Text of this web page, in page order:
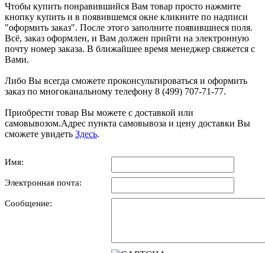
Чтобы купить понравившийся Вам товар просто нажмите
кнопку купить и в появившемся окне кликните по надписи
"оформить заказ". После этого заполните появившиеся поля.
Всё, заказ оформлен, и Вам должен прийти на электронную
почту номер заказа. В ближайшее время менеджер свяжется с
Вами.
Либо Вы всегда сможете проконсультироваться и оформить
заказ по многоканальному телефону 8 (499) 707-71-77.
Приобрести товар Вы можете с доставкой или
самовывозом.Адрес пункта самовывоза и цену доставки Вы
сможете увидеть Здесь.
Имя:
Электронная почта:
Сообщение: